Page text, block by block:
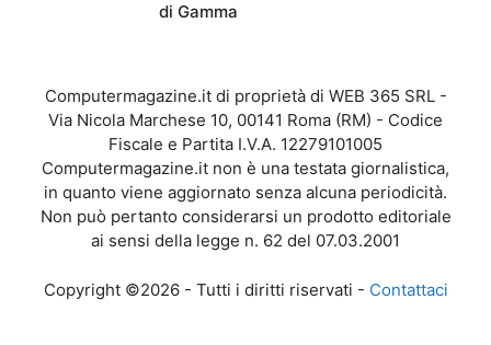
di Gamma
Computermagazine.it di proprietà di WEB 365 SRL -
Via Nicola Marchese 10, 00141 Roma (RM) - Codice
Fiscale e Partita I.V.A. 12279101005
Computermagazine.it non è una testata giornalistica,
in quanto viene aggiornato senza alcuna periodicità.
Non può pertanto considerarsi un prodotto editoriale
ai sensi della legge n. 62 del 07.03.2001
Copyright ©2026 - Tutti i diritti riservati - Contattaci